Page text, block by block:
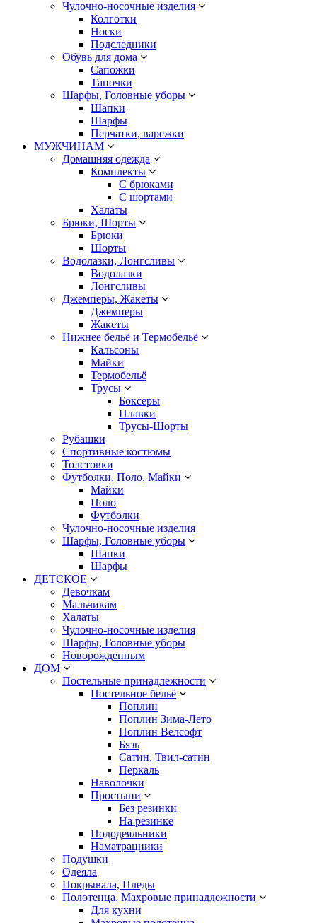
Чулочно-носочные изделия
Колготки
Носки
Подследники
Обувь для дома
Сапожки
Тапочки
Шарфы, Головные уборы
Шапки
Шарфы
Перчатки, варежки
МУЖЧИНАМ
Домашняя одежда
Комплекты
С брюками
С шортами
Халаты
Брюки, Шорты
Брюки
Шорты
Водолазки, Лонгсливы
Водолазки
Лонгсливы
Джемперы, Жакеты
Джемперы
Жакеты
Нижнее бельё и Термобельё
Кальсоны
Майки
Термобельё
Трусы
Боксеры
Плавки
Трусы-Шорты
Рубашки
Спортивные костюмы
Толстовки
Футболки, Поло, Майки
Майки
Поло
Футболки
Чулочно-носочные изделия
Шарфы, Головные уборы
Шапки
Шарфы
ДЕТСКОЕ
Девочкам
Мальчикам
Халаты
Чулочно-носочные изделия
Шарфы, Головные уборы
Новорожденным
ДОМ
Постельные принадлежности
Постельное бельё
Поплин
Поплин Зима-Лето
Поплин Велсофт
Бязь
Сатин, Твил-сатин
Перкаль
Наволочки
Простыни
Без резинки
На резинке
Пододеяльники
Наматрацники
Подушки
Одеяла
Покрывала, Пледы
Полотенца, Махровые принадлежности
Для кухни